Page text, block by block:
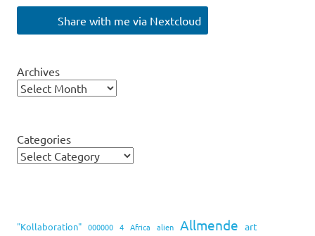
Share with me via Nextcloud
Archives
Categories
"Kollaboration" 000000 4 Africa alien Allmende art